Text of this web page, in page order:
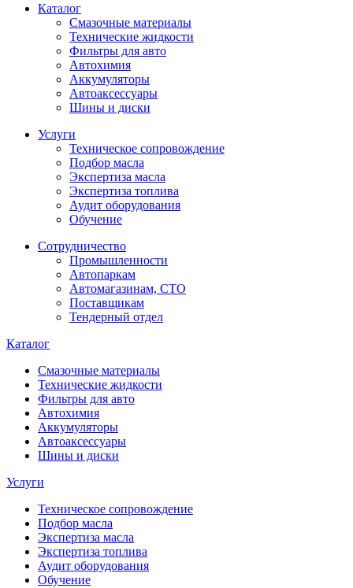
Каталог
Смазочные материалы
Технические жидкости
Фильтры для авто
Автохимия
Аккумуляторы
Автоаксессуары
Шины и диски
Услуги
Техническое сопровождение
Подбор масла
Экспертиза масла
Экспертиза топлива
Аудит оборудования
Обучение
Сотрудничество
Промышленности
Автопаркам
Автомагазинам, СТО
Поставщикам
Тендерный отдел
Каталог
Смазочные материалы
Технические жидкости
Фильтры для авто
Автохимия
Аккумуляторы
Автоаксессуары
Шины и диски
Услуги
Техническое сопровождение
Подбор масла
Экспертиза масла
Экспертиза топлива
Аудит оборудования
Обучение